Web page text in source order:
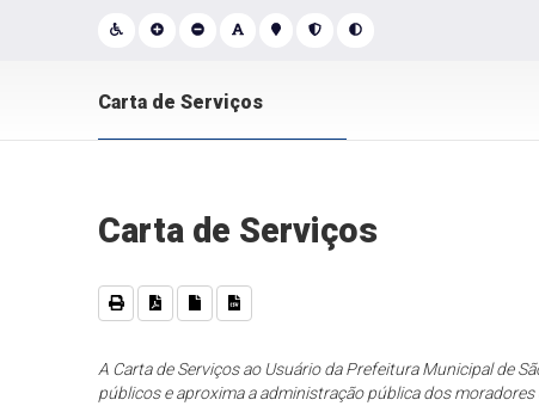
Carta de Serviços
Carta de Serviços
A Carta de Serviços ao Usuário da Prefeitura Municipal de
públicos e aproxima a administração pública dos